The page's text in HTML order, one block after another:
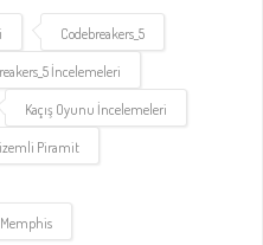
Codebreakers_5
İncelemeleri
Kaçış Oyunu İncelemeleri
Piramit